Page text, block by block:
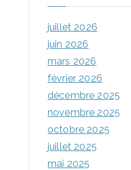
juillet 2026
juin 2026
mars 2026
février 2026
décembre 2025
novembre 2025
octobre 2025
juillet 2025
mai 2025